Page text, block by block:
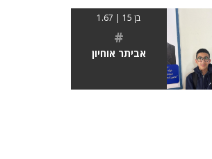
בן 15 | 1.67
#
אביתר אוחיון